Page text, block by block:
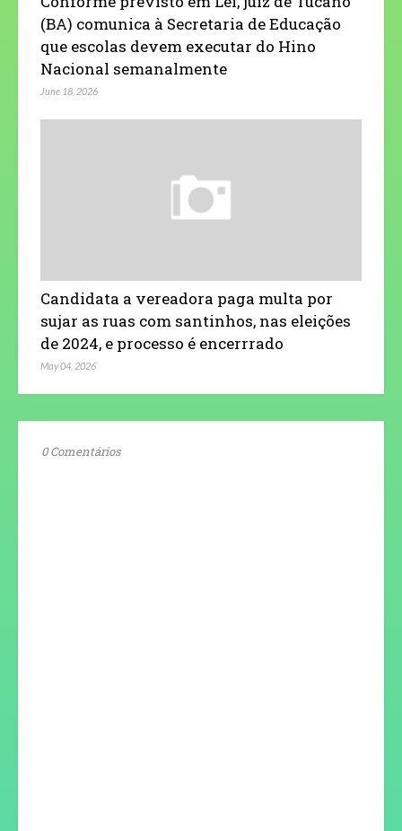
(BA) comunica à Secretaria de Educação
que escolas devem executar do Hino
Nacional semanalmente
June 18, 2026
Candidata a vereadora paga multa por
sujar as ruas com santinhos, nas eleições
de 2024, e processo é encerrrado
May 04, 2026
0 Comentários